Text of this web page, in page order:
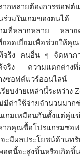
กหลายต้องการซอฟต์
นร่วมในเกมของตน
กมที่หลากหลาย หลา
อดเยี่ยมเพื่อช่วยให้คุ
จริง คนอื่น ๆ จัดหาภา
ด้จริง ความแตกต่าง
งซอฟต์แวร์ออนไล
บง่ายเหล่านี้ระหว่าง
ค่าใช้จ่ายจำนวนมาก
เกมเหมือนกันตั้งแต่คู่แ
กคุณซื้อโปรแกรมซอฟ
ะมีผลประโยชน์ด้านท
พอตนี้จะสูงขึ้นหรือเกิ